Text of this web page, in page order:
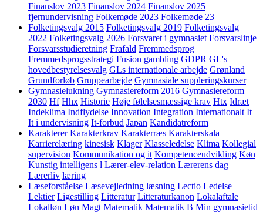
Finanslov 2023 Finanslov 2024 Finanslov 2025
fjernundervisning Folkemøde 2023 Folkemøde 23
Folketingsvalg 2015 Folketingsvalg 2019 Folketingsvalg
2022 Folketingsvalg 2026 Forsvaret i gymnasiet Forsvarslinje
Forsvarsstudieretning Frafald Fremmedsprog
Fremmedsprogsstrategi Fusion gambling GDPR GL's
hovedbestyrelsesvalg GLs internationale arbejde Grønland
Grundforløb Gruppearbejde Gymnasiale suppleringskurser
Gymnasielukning Gymnasiereform 2016 Gymnasiereform
2030 Hf Hhx Historie Høje følelsesmæssige krav Htx Idræt
Indeklima Indflydelse Innovation Integration Internationalt It
It i undervisning It-forbud Japan Kandidatreform
Karakterer Karakterkrav Karakterræs Karakterskala
Karrierelæring kinesisk Klager Klasseledelse Klima Kollegial
supervision Kommunikation og it Kompetenceudvikling Køn
Kunstig intelligens l Lærer-elev-relation Lærerens dag
Lærerliv læring
Læseforståelse Læsevejledning læsning Lectio Ledelse
Lektier Ligestilling Litteratur Litteraturkanon Lokalaftale
Lokalløn Løn Magt Matematik Matematik B Min gymnasietid